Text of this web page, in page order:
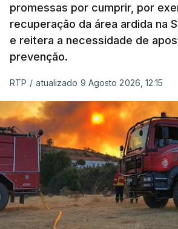
promessas por cumprir, por
recuperação da área ardida na
e reitera a necessidade de
prevenção.
RTP / atualizado 9 Agosto 2026, 12:15